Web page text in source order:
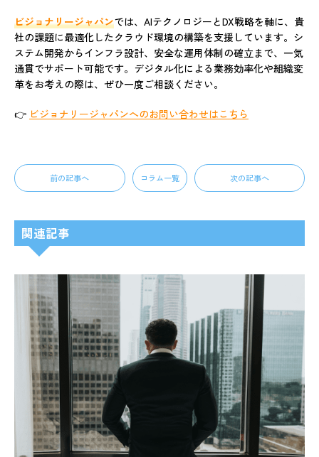
ビジョナリージャパンでは、AIテクノロジーとDX戦略を軸に、貴
社の課題に最適化したクラウド環境の構築を支援しています。シ
ステム開発からインフラ設計、安全な運用体制の確立まで、一気
通貫でサポート可能です。デジタル化による業務効率化や組織変
革をお考えの際は、ぜひ一度ご相談ください。
👉 ビジョナリージャパンへのお問い合わせはこちら
前の記事へ コラム一覧 次の記事へ
関連記事